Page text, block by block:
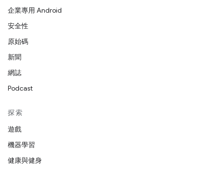
企業專用 Android
安全性
原始碼
新聞
網誌
Podcast
探索
遊戲
機器學習
健康與健身